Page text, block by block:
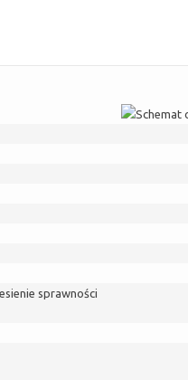
sprawności